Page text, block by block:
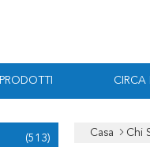
PRODOTTI CIRCA
(513) Casa Chi